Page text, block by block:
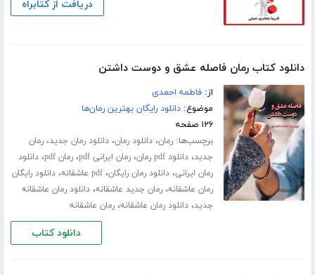
دریافت از کتابراه
دانلود کتاب رمان فاصله عشق و دوست داشتن
از:فاطمه احمدی
موضوع:دانلود رایگان بهترین رمان‌ها
۱۲۶ صفحه
برچسب‌ها:رمان،دانلود رمان،دانلود رمان جدید،رمان
جدید،دانلود pdf رمان ،رمان ایرانی pdf ،رمان pdf ،دانلود
رمان ایرانی،دانلود رمان رایگان،pdf عاشقانه ،دانلود رایگان
رمان عاشقانه،رمان جدید عاشقانه،دانلود رمان عاشقانه
جدید،دانلود رمان عاشقانه،رمان عاشقانه
دانلود کتاب